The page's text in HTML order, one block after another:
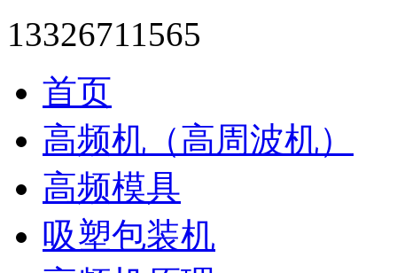
13326711565
首页
高频机（高周波机）
高频模具
吸塑包装机